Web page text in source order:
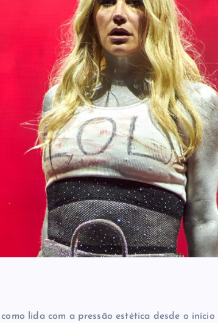
lida com a pressão estética desde o